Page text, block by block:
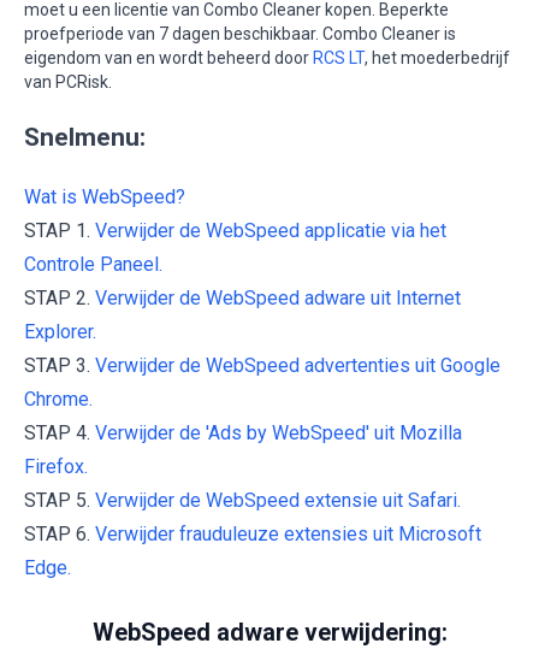
moet u een licentie van Combo Cleaner kopen. Beperkte
proefperiode van 7 dagen beschikbaar. Combo Cleaner is
eigendom van en wordt beheerd door RCS LT, het moederbedrijf
van PCRisk.
Snelmenu:
Wat is WebSpeed?
STAP 1. Verwijder de WebSpeed applicatie via het
Controle Paneel.
STAP 2. Verwijder de WebSpeed adware uit Internet
Explorer.
STAP 3. Verwijder de WebSpeed advertenties uit Google
Chrome.
STAP 4. Verwijder de 'Ads by WebSpeed' uit Mozilla
Firefox.
STAP 5. Verwijder de WebSpeed extensie uit Safari.
STAP 6. Verwijder frauduleuze extensies uit Microsoft
Edge.
WebSpeed adware verwijdering: